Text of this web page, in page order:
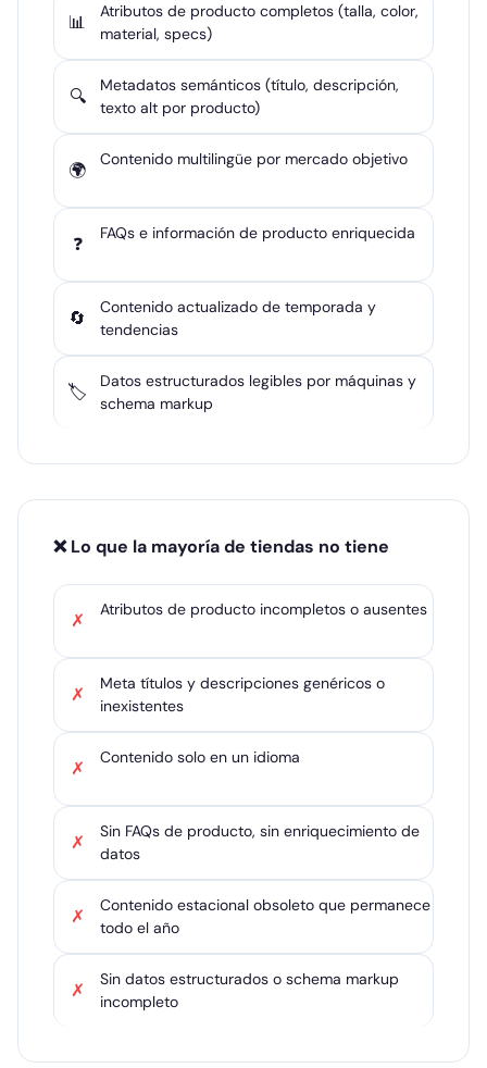
📊
Atributos de producto completos (talla, color,
material, specs)
🔍
Metadatos semánticos (título, descripción,
texto alt por producto)
🌍 Contenido multilingüe por mercado objetivo
❓ FAQs e información de producto enriquecida
🔄
Contenido actualizado de temporada y
tendencias
🏷️
Datos estructurados legibles por máquinas y
schema markup
❌ Lo que la mayoría de tiendas no tiene
✗ Atributos de producto incompletos o ausentes
✗
Meta títulos y descripciones genéricos o
inexistentes
✗ Contenido solo en un idioma
✗
Sin FAQs de producto, sin enriquecimiento de
datos
✗
Contenido estacional obsoleto que permanece
todo el año
✗
Sin datos estructurados o schema markup
incompleto